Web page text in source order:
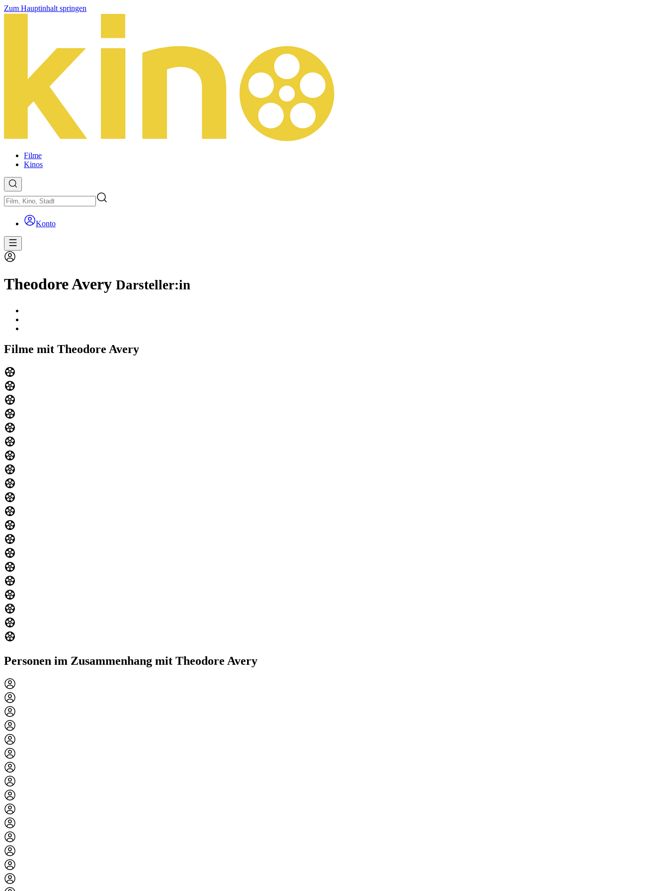
Zum Hauptinhalt springen
Filme
Kinos
Konto
Theodore Avery Darsteller:in
Filme mit Theodore Avery
Personen im Zusammenhang mit Theodore Avery